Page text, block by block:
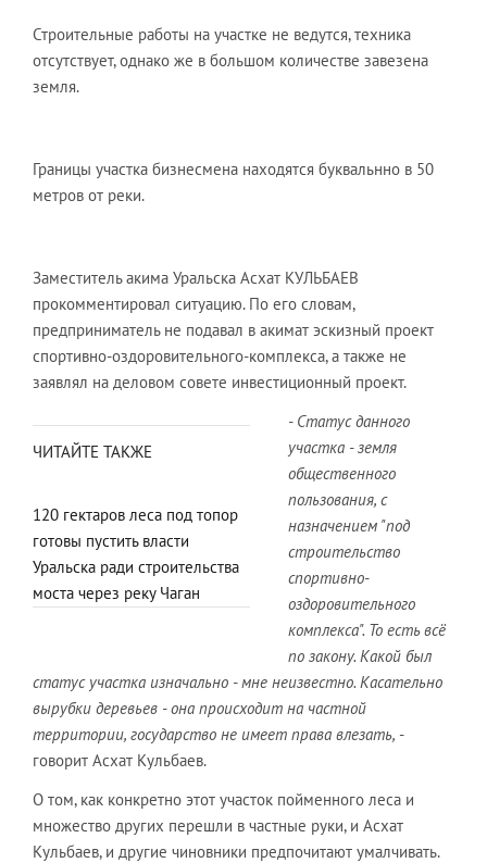
Строительные работы на участке не ведутся, техника
отсутствует, однако же в большом количестве завезена
земля.
Границы участка бизнесмена находятся буквальнно в 50
метров от реки.
Заместитель акима Уральска Асхат КУЛЬБАЕВ
прокомментировал ситуацию. По его словам,
предприниматель не подавал в акимат эскизный проект
спортивно-оздоровительного-комплекса, а также не
заявлял на деловом совете инвестиционный проект.
ЧИТАЙТЕ ТАКЖЕ
120 гектаров леса под топор
готовы пустить власти
Уральска ради строительства
моста через реку Чаган
- Статус данного
участка - земля
общественного
пользования, с
назначением "под
строительство
спортивно-
оздоровительного
комплекса". То есть всё
по закону. Какой был
статус участка изначально - мне неизвестно. Касательно
вырубки деревьев - она происходит на частной
территории, государство не имеет права влезать, -
говорит Асхат Кульбаев.
О том, как конкретно этот участок пойменного леса и
множество других перешли в частные руки, и Асхат
Кульбаев, и другие чиновники предпочитают умалчивать.